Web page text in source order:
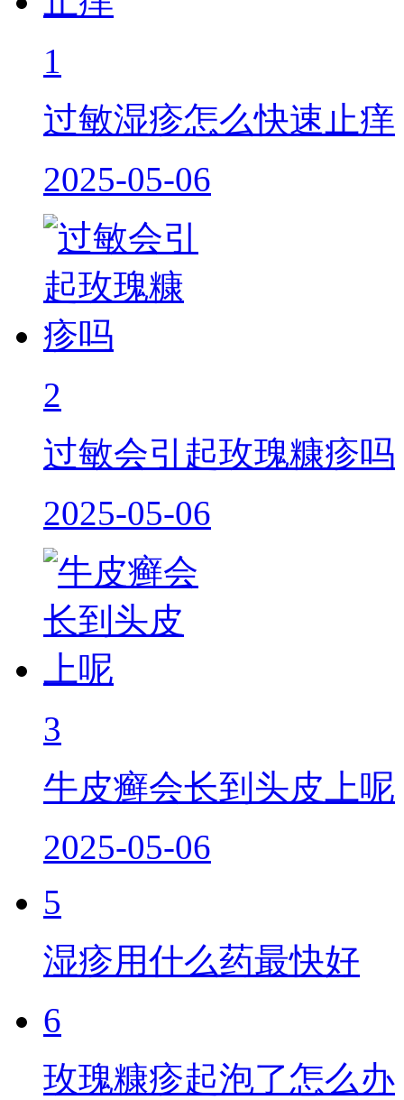
1
过敏湿疹怎么快速止痒
2025-05-06
2
过敏会引起玫瑰糠疹吗
2025-05-06
3
牛皮癣会长到头皮上呢
2025-05-06
5
湿疹用什么药最快好
6
玫瑰糠疹起泡了怎么办